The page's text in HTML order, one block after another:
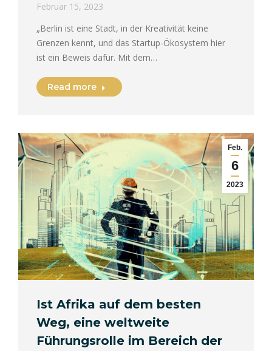
Februar 15, 2023
„Berlin ist eine Stadt, in der Kreativität keine
Grenzen kennt, und das Startup-Ökosystem hier
ist ein Beweis dafür. Mit dem…
Read more
Feb.
6
2023
Ist Afrika auf dem besten
Weg, eine weltweite
Führungsrolle im Bereich der